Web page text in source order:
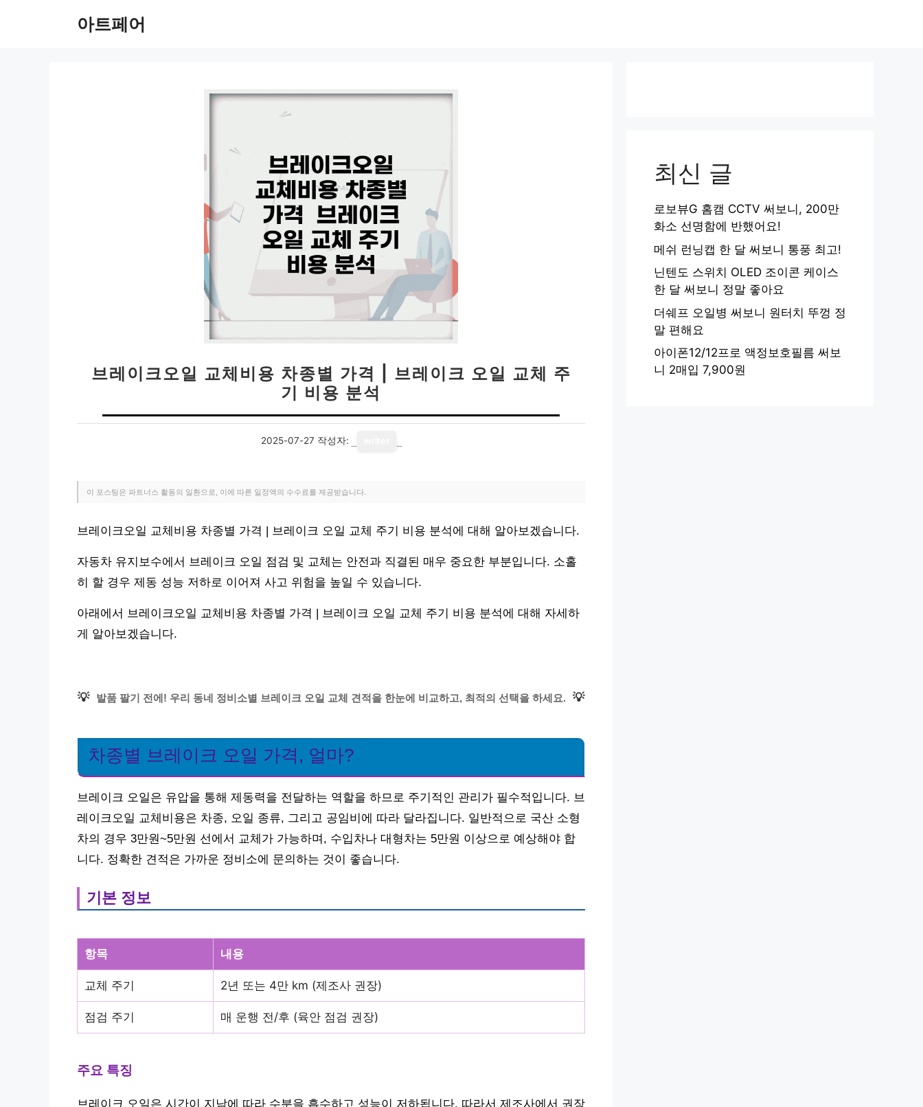
아트페어
브레이크오일 교체비용 차종별 가격 | 브레이크 오일 교체 주
기 비용 분석
2025-07-27 작성자:
이 포스팅은 파트너스 활동의 일환으로, 이에 따른 일정액의 수수료를 제공받습니다.
브레이크오일 교체비용 차종별 가격 | 브레이크 오일 교체 주기 비용 분석에 대해 알아보겠습니다.
자동차 유지보수에서 브레이크 오일 점검 및 교체는 안전과 직결된 매우 중요한 부분입니다. 소홀
히 할 경우 제동 성능 저하로 이어져 사고 위험을 높일 수 있습니다.
아래에서 브레이크오일 교체비용 차종별 가격 | 브레이크 오일 교체 주기 비용 분석에 대해 자세하
게 알아보겠습니다.
💡 발품 팔기 전에! 우리 동네 정비소별 브레이크 오일 교체 견적을 한눈에 비교하고, 최적의 선택을 하세요. 💡
차종별 브레이크 오일 가격, 얼마?
브레이크 오일은 유압을 통해 제동력을 전달하는 역할을 하므로 주기적인 관리가 필수적입니다. 브
레이크오일 교체비용은 차종, 오일 종류, 그리고 공임비에 따라 달라집니다. 일반적으로 국산 소형
차의 경우 3만원~5만원 선에서 교체가 가능하며, 수입차나 대형차는 5만원 이상으로 예상해야 합
니다. 정확한 견적은 가까운 정비소에 문의하는 것이 좋습니다.
기본 정보
항목 내용
교체 주기 2년 또는 4만 km (제조사 권장)
점검 주기 매 운행 전/후 (육안 점검 권장)
주요 특징
브레이크 오일은 시간이 지남에 따라 수분을 흡수하고 성능이 저하됩니다. 따라서 제조사에서 권장
최신 글
로보뷰G 홈캠 CCTV 써보니, 200만
화소 선명함에 반했어요!
메쉬 런닝캡 한 달 써보니 통풍 최고!
닌텐도 스위치 OLED 조이콘 케이스
한 달 써보니 정말 좋아요
더쉐프 오일병 써보니 원터치 뚜껑 정
말 편해요
아이폰12/12프로 액정보호필름 써보
니 2매입 7,900원